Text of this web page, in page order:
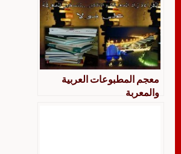
معجم المطبوعات العربية
والمعربة